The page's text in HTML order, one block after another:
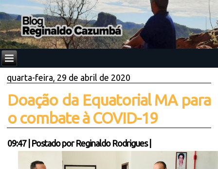
quarta-feira, 29 de abril de 2020
Doação da Equatorial MA para
o combate à COVID-19
09:47| Postado por Reginaldo Rodrigues